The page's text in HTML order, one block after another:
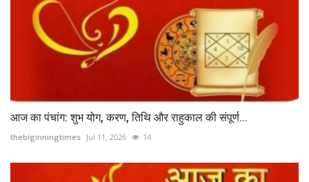
आज का पंचांग: शुभ योग, करण, तिथि और राहुकाल की संपूर्ण...
thebiginningtimes Jul 11, 2026 14